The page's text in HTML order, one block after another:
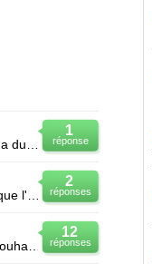
1
réponse
2
réponses
12
réponses